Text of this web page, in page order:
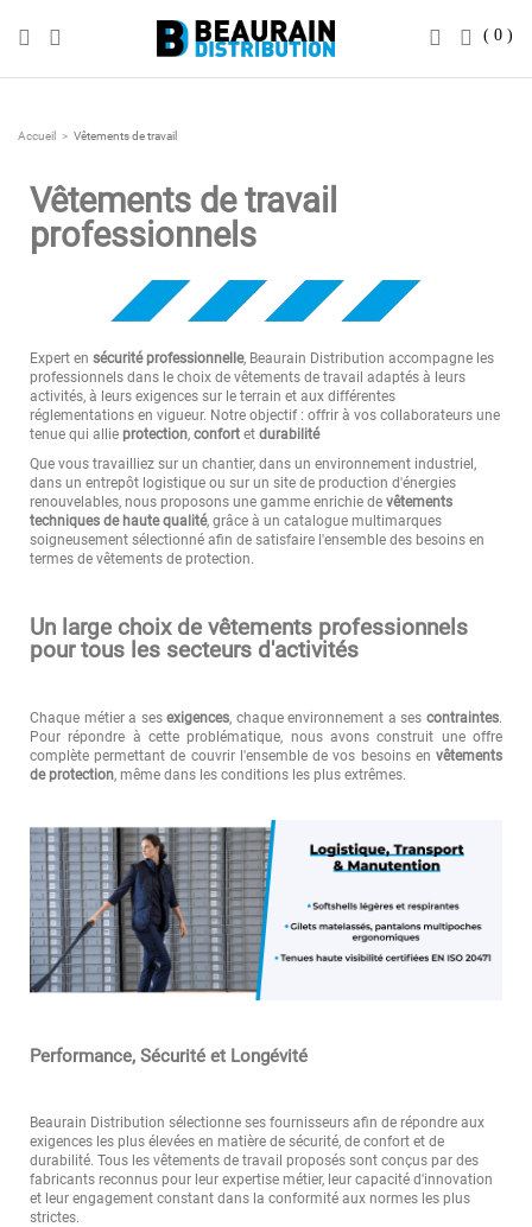
0
Accueil Vêtements de travail
Vêtements de travail
professionnels
Expert en sécurité professionnelle, Beaurain Distribution accompagne les
professionnels dans le choix de vêtements de travail adaptés à leurs
activités, à leurs exigences sur le terrain et aux différentes
réglementations en vigueur. Notre objectif : offrir à vos collaborateurs une
tenue qui allie protection, confort et durabilité
Que vous travailliez sur un chantier, dans un environnement industriel,
dans un entrepôt logistique ou sur un site de production d'énergies
renouvelables, nous proposons une gamme enrichie de vêtements
techniques de haute qualité, grâce à un catalogue multimarques
soigneusement sélectionné afin de satisfaire l'ensemble des besoins en
termes de vêtements de protection.
Un large choix de vêtements professionnels
pour tous les secteurs d'activités
Chaque métier a sesexigences, chaque environnement a sescontraintes.
Pour répondre à cette problématique, nous avons construit une offre
complète permettant de couvrir l'ensemble de vos besoins en vêtements
de protection, même dans les conditions les plus extrêmes.
Performance, Sécurité et Longévité
Beaurain Distribution sélectionne ses fournisseurs afin de répondre aux
exigences les plus élevées en matière de sécurité, de confort et de
durabilité. Tous les vêtements de travail proposés sont conçus par des
fabricants reconnus pour leur expertise métier, leur capacité d'innovation
et leur engagement constant dans la conformité aux normes les plus
strictes.